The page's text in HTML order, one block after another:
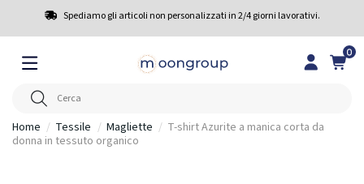
Spediamo gli articoli non personalizzati in 2/4 giorni lavorativi.
0
Home Tessile Magliette
T-shirt Azurite a manica corta da
donna in tessuto organico